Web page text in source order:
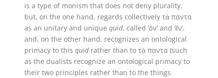
is a type of monism that does not deny plurality,
but, on the one hand, regards collectively τὰ παντα
as an unitary and unique quid, called ‘ὄν’ and ‘ἕν’,
and, on the other hand, recognizes an ontological
primacy to this quidrather than to τὰ παντα (such
as the dualists recognize an ontological primacy to
their two principles rather than to the things